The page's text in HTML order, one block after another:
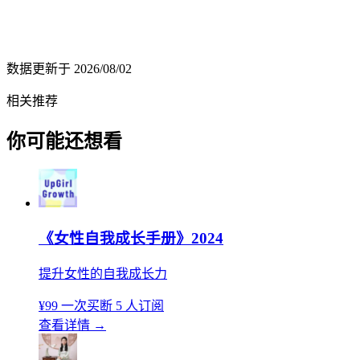
数据更新于 2026/08/02
相关推荐
你可能还想看
《女性自我成长手册》2024
提升女性的自我成长力
¥99 一次买断 5 人订阅
查看详情 →